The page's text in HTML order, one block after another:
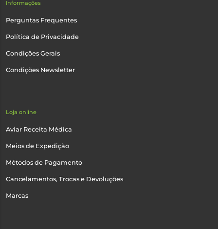
Informações
Perguntas Frequentes
Política de Privacidade
Condições Gerais
Condições Newsletter
Loja online
Aviar Receita Médica
Meios de Expedição
Métodos de Pagamento
Cancelamentos, Trocas e Devoluções
Marcas